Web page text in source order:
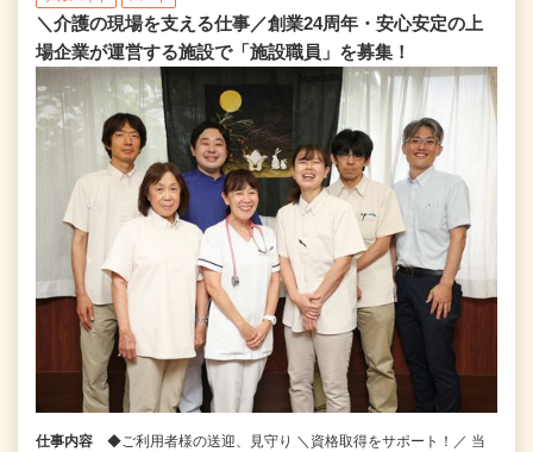
＼介護の現場を支える仕事／創業24周年・安心安定の上
場企業が運営する施設で「施設職員」を募集！
仕事内容 ◆ご利用者様の送迎、見守り ＼資格取得をサポート！／ 当